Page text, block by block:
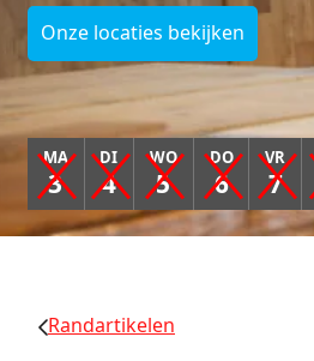
Onze locaties bekijken
MA
3
DI
4
WO
5
DO
6
VR
7
Randartikelen